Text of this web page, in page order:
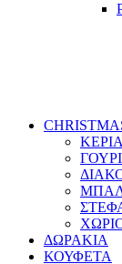
ΔΩΡΑΚΙΑ
ΚΟΥΦΕΤΑ